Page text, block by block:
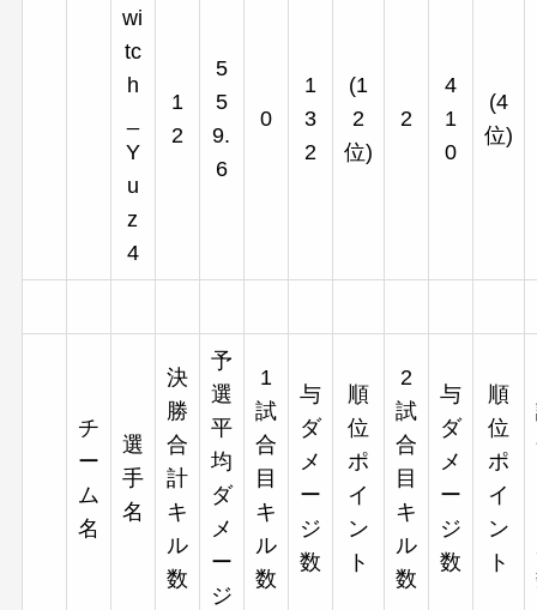
wi
tc
h
Y
u
z
4
1
2
5
5
9.
6
0
1
3
2
(1
2
位)
2
4
1
0
(4
位)
チ
ー
ム
名
選
手
名
決
勝
合
計
キ
ル
数
予
選
平
均
ダ
メ
ー
ジ
1
試
合
目
キ
ル
数
与
ダ
メ
ー
ジ
数
順
位
ポ
イ
ン
ト
2
試
合
目
キ
ル
数
与
ダ
メ
ー
ジ
数
順
位
ポ
イ
ン
ト